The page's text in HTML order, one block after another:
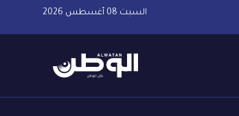
السبت 08 أغسطس 2026